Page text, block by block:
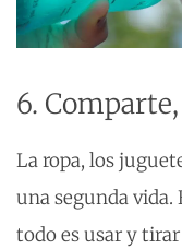
6.
La ropa, los
una segunda vida.
todo es usar y